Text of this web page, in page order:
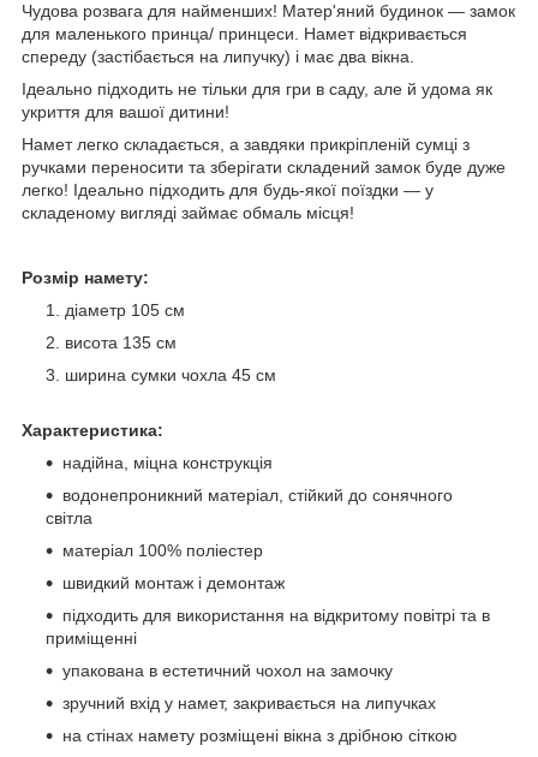
Чудова розвага для найменших! Матер'яний будинок — замок
для маленького принца/ принцеси. Намет відкривається
спереду (застібається на липучку) і має два вікна.
Ідеально підходить не тільки для гри в саду, але й удома як
укриття для вашої дитини!
Намет легко складається, а завдяки прикріпленій сумці з
ручками переносити та зберігати складений замок буде дуже
легко! Ідеально підходить для будь-якої поїздки — у
складеному вигляді займає обмаль місця!
Розмір намету:
діаметр 105 см
висота 135 см
ширина сумки чохла 45 см
Характеристика:
надійна, міцна конструкція
водонепроникний матеріал, стійкий до сонячного
світла
матеріал 100% поліестер
швидкий монтаж і демонтаж
підходить для використання на відкритому повітрі та в
приміщенні
упакована в естетичний чохол на замочку
зручний вхід у намет, закривається на липучках
на стінах намету розміщені вікна з дрібною сіткою